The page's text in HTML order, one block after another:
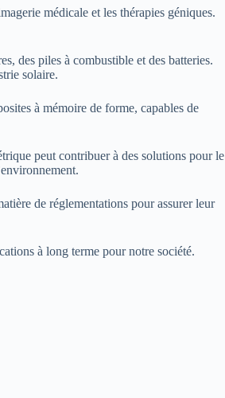
médicale et les thérapies géniques.
des piles à combustible et des batteries.
solaire.
à mémoire de forme, capables de
peut contribuer à des solutions pour le
de réglementations pour assurer leur
à long terme pour notre société.